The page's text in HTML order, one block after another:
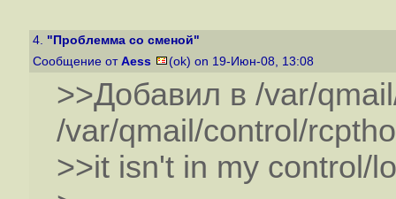
4. "Проблемма со сменой"
Сообщение от Aess (ok) on 19-Июн-08, 13:08
>>Добавил в /var/
/var/qmail/control/
>>it isn't in my control/